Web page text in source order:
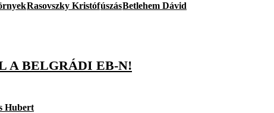
Rasovszky KristófúszásBetlehem Dávid
A BELGRÁDI EB-N!
Hubert